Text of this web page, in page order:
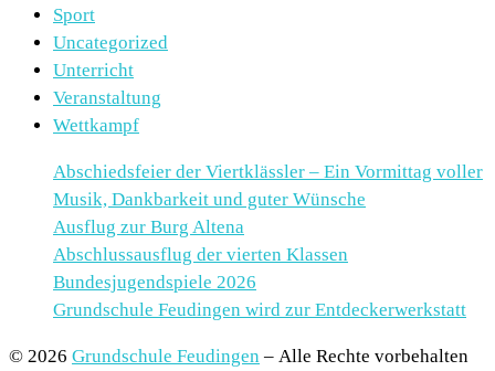
Sport
Uncategorized
Unterricht
Veranstaltung
Wettkampf
Abschiedsfeier der Viertklässler – Ein Vormittag voller
Musik, Dankbarkeit und guter Wünsche
Ausflug zur Burg Altena
Abschlussausflug der vierten Klassen
Bundesjugendspiele 2026
Grundschule Feudingen wird zur Entdeckerwerkstatt
© 2026 Grundschule Feudingen – Alle Rechte vorbehalten